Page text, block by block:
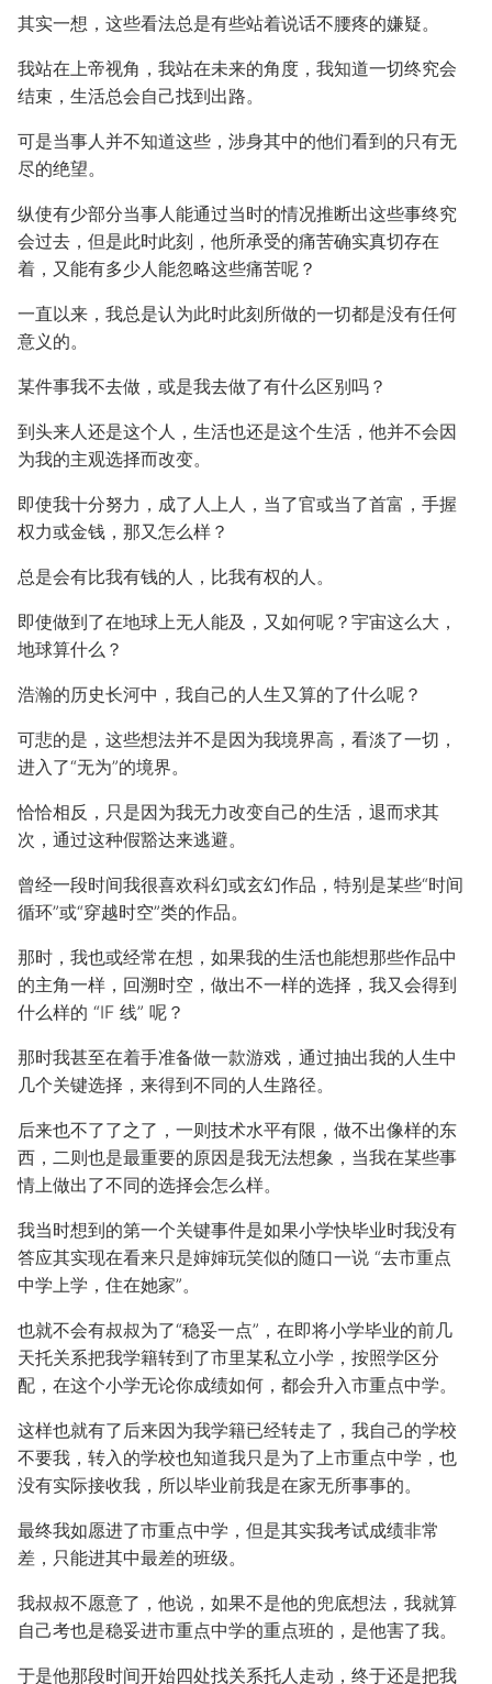
其实一想，这些看法总是有些站着说话不腰疼的嫌疑。
我站在上帝视角，我站在未来的角度，我知道一切终究会
结束，生活总会自己找到出路。
可是当事人并不知道这些，涉身其中的他们看到的只有无
尽的绝望。
纵使有少部分当事人能通过当时的情况推断出这些事终究
会过去，但是此时此刻，他所承受的痛苦确实真切存在
着，又能有多少人能忽略这些痛苦呢？
一直以来，我总是认为此时此刻所做的一切都是没有任何
意义的。
某件事我不去做，或是我去做了有什么区别吗？
到头来人还是这个人，生活也还是这个生活，他并不会因
为我的主观选择而改变。
即使我十分努力，成了人上人，当了官或当了首富，手握
权力或金钱，那又怎么样？
总是会有比我有钱的人，比我有权的人。
即使做到了在地球上无人能及，又如何呢？宇宙这么大，
地球算什么？
浩瀚的历史长河中，我自己的人生又算的了什么呢？
可悲的是，这些想法并不是因为我境界高，看淡了一切，
进入了“无为”的境界。
恰恰相反，只是因为我无力改变自己的生活，退而求其
次，通过这种假豁达来逃避。
曾经一段时间我很喜欢科幻或玄幻作品，特别是某些“时间
循环”或“穿越时空”类的作品。
那时，我也或经常在想，如果我的生活也能想那些作品中
的主角一样，回溯时空，做出不一样的选择，我又会得到
什么样的 “IF 线” 呢？
那时我甚至在着手准备做一款游戏，通过抽出我的人生中
几个关键选择，来得到不同的人生路径。
后来也不了了之了，一则技术水平有限，做不出像样的东
西，二则也是最重要的原因是我无法想象，当我在某些事
情上做出了不同的选择会怎么样。
我当时想到的第一个关键事件是如果小学快毕业时我没有
答应其实现在看来只是婶婶玩笑似的随口一说 “去市重点
中学上学，住在她家”。
也就不会有叔叔为了“稳妥一点”，在即将小学毕业的前几
天托关系把我学籍转到了市里某私立小学，按照学区分
配，在这个小学无论你成绩如何，都会升入市重点中学。
这样也就有了后来因为我学籍已经转走了，我自己的学校
不要我，转入的学校也知道我只是为了上市重点中学，也
没有实际接收我，所以毕业前我是在家无所事事的。
最终我如愿进了市重点中学，但是其实我考试成绩非常
差，只能进其中最差的班级。
我叔叔不愿意了，他说，如果不是他的兜底想法，我就算
自己考也是稳妥进市重点中学的重点班的，是他害了我。
于是他那段时间开始四处找关系托人走动，终于还是把我